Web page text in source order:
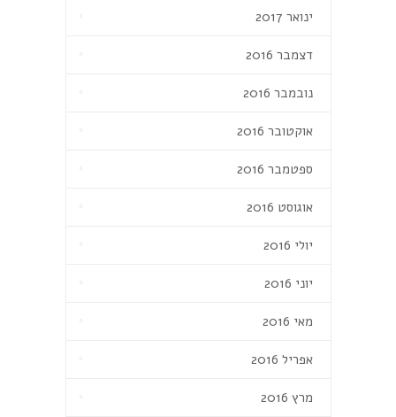
ינואר 2017
דצמבר 2016
נובמבר 2016
אוקטובר 2016
ספטמבר 2016
אוגוסט 2016
יולי 2016
יוני 2016
מאי 2016
אפריל 2016
מרץ 2016